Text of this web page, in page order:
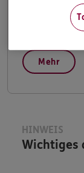
Apps &
Mehr
HINWEIS
Wichtiges